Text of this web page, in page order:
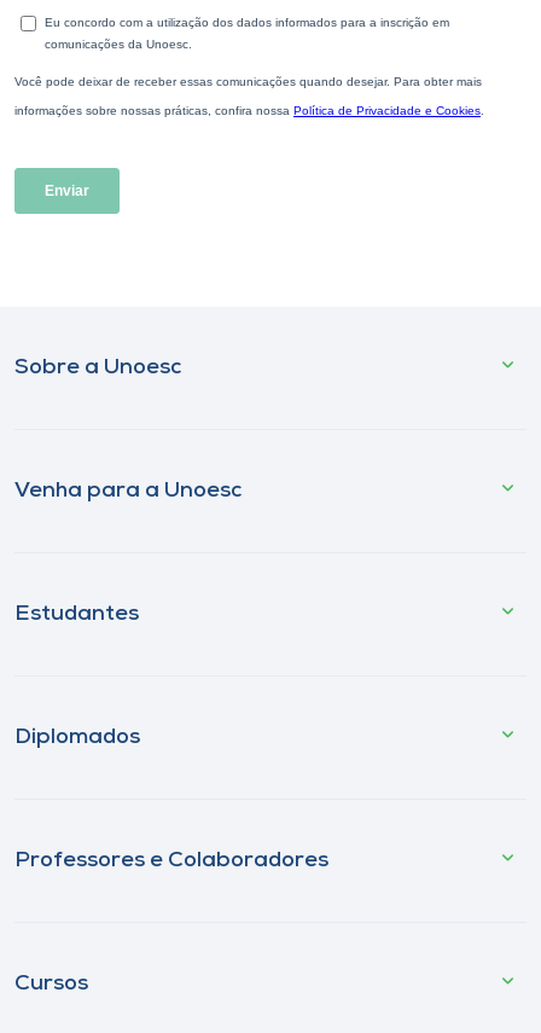
Sobre a Unoesc
Venha para a Unoesc
Estudantes
Diplomados
Professores e Colaboradores
Cursos